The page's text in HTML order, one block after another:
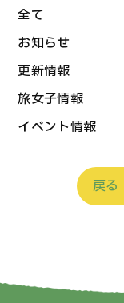
全て
お知らせ
更新情報
旅女子情報
イベント情報
戻る